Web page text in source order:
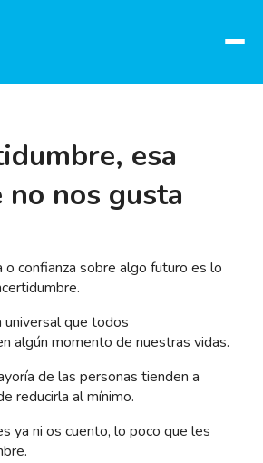
Abrir
esa
no nos gusta
o confianza sobre algo futuro es lo
universal que todos
algún momento de nuestras vidas.
de las personas tienden a
reducirla al mínimo.
ya ni os cuento, lo poco que les